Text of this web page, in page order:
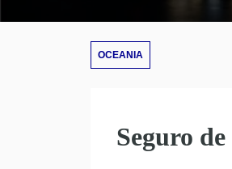
OCEANIA
Seguro de